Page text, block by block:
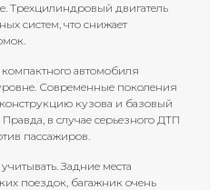
Трехцилиндровый двигатель
систем, что снижает
компактного автомобиля
Современные поколения
кузова и базовый
в случае серьезного ДТП
пассажиров.
Задние места
поездок, багажник очень